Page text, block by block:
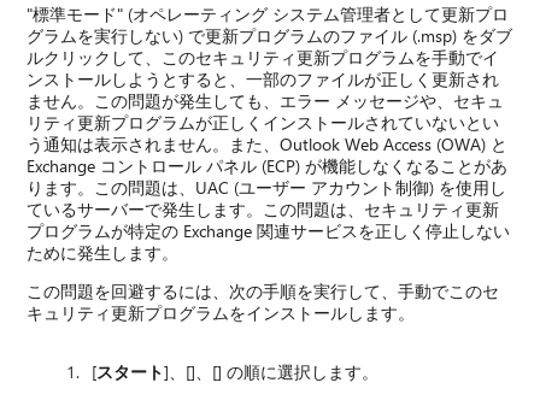
"標準モード" (オペレーティング システム管理者として更新プロ
グラムを実行しない) で更新プログラムのファイル (.msp) をダブ
ルクリックして、このセキュリティ更新プログラムを手動でイ
ンストールしようとすると、一部のファイルが正しく更新され
ません。この問題が発生しても、エラー メッセージや、セキュ
リティ更新プログラムが正しくインストールされていないとい
う通知は表示されません。また、Outlook Web Access (OWA) と
Exchange コントロール パネル (ECP) が機能しなくなることがあ
ります。この問題は、UAC (ユーザー アカウント制御) を使用し
ているサーバーで発生します。この問題は、セキュリティ更新
プログラムが特定の Exchange 関連サービスを正しく停止しない
ために発生します。
この問題を回避するには、次の手順を実行して、手動でこのセ
キュリティ更新プログラムをインストールします。
[スタート]、[]、[] の順に選択します。